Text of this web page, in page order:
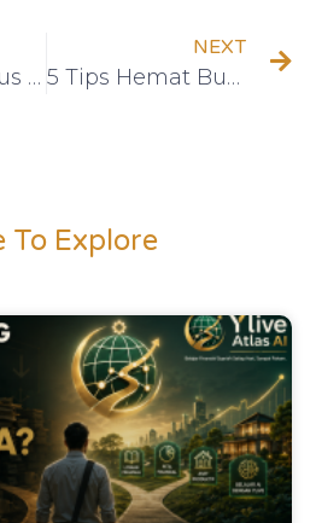
Mengapa Harus Menggunakan Virtual Office? Jangan Sampai Terlewat!
NEXT
5 Tips Hemat Budget Saat Traveling yang Wajib Anda Ketahui!
To Explore